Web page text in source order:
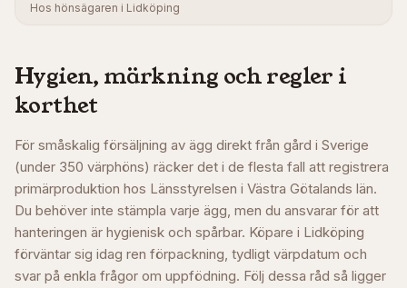
Hos hönsägaren i Lidköping
Hygien, märkning och regler i
korthet
För småskalig försäljning av ägg direkt från gård i Sverige
(under 350 värphöns) räcker det i de flesta fall att registrera
primärproduktion hos Länsstyrelsen i Västra Götalands län.
Du behöver inte stämpla varje ägg, men du ansvarar för att
hanteringen är hygienisk och spårbar. Köpare i Lidköping
förväntar sig idag ren förpackning, tydligt värpdatum och
svar på enkla frågor om uppfödning. Följ dessa råd så ligger